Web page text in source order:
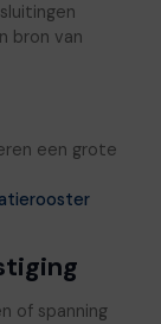
bron van
een grote
of spanning